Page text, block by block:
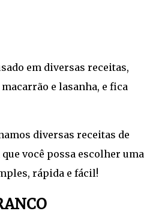
em diversas receitas,
e lasanha, e fica
diversas receitas de
você possa escolher uma
rápida e fácil!